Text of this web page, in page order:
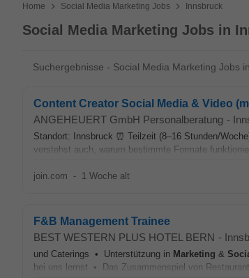
Home > Social Media Marketing Jobs > Innsbruck
Social Media Marketing Jobs in
Suchergebnisse - Social Media Marketing Jobs
Content Creator Social Media & Video
ANGEHEUERT GmbH Personalberatung -
Standort: Innsbruck ⏰ Teilzeit (8–16 Stunden/
verstehst auch, warum bestimmte Formate
join.com - 1 Woche alt
F&B Management Trainee
BEST WESTERN PLUS HOTEL BERN -
und Caterings • Unterstützung in Marketing &
bei uns lernst • Das Zusammenspiel von